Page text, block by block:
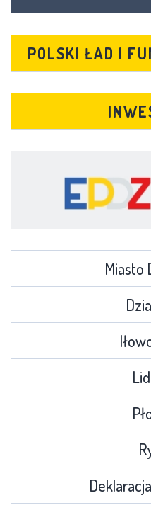
POLSKI ŁAD I
Miasto